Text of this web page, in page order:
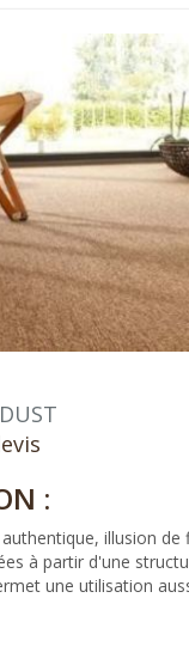
:
illusion de
à partir d'une
une utilisation